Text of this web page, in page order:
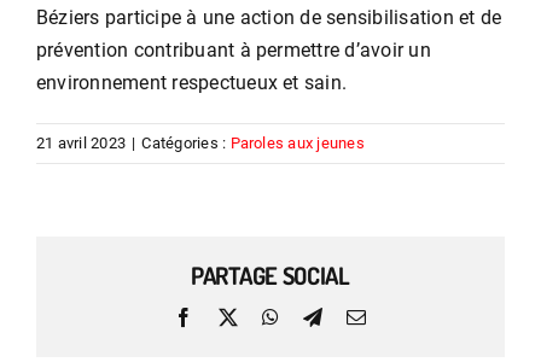
Béziers participe à une action de sensibilisation et de
prévention contribuant à permettre d’avoir un
environnement respectueux et sain.
21 avril 2023 | Catégories : Paroles aux jeunes
PARTAGE SOCIAL
Facebook
X WhatsApp
TelegramEmail